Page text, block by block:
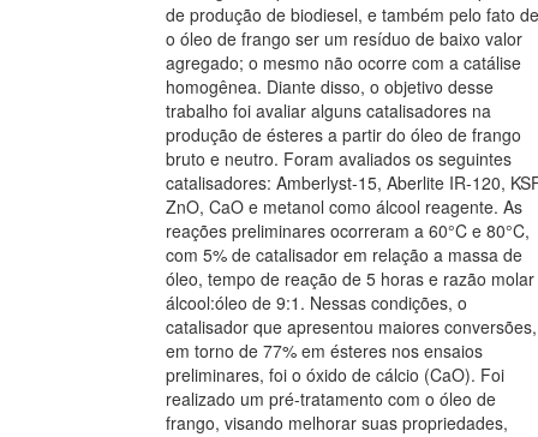
de produção de biodiesel, e também pelo fato de
o óleo de frango ser um resíduo de baixo valor
agregado; o mesmo não ocorre com a catálise
homogênea. Diante disso, o objetivo desse
trabalho foi avaliar alguns catalisadores na
produção de ésteres a partir do óleo de frango
bruto e neutro. Foram avaliados os seguintes
catalisadores: Amberlyst-15, Aberlite IR-120,
ZnO, CaO e metanol como álcool reagente. As
reações preliminares ocorreram a 60°C e 80°C,
com 5% de catalisador em relação a massa de
óleo, tempo de reação de 5 horas e razão molar
álcool:óleo de 9:1. Nessas condições, o
catalisador que apresentou maiores conversões,
em torno de 77% em ésteres nos ensaios
preliminares, foi o óxido de cálcio (CaO). Foi
realizado um pré-tratamento com o óleo de
frango, visando melhorar suas propriedades,